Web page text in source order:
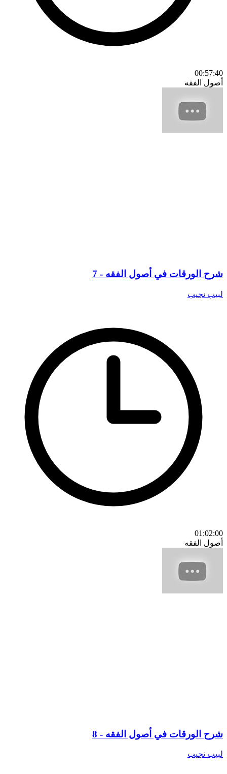
00:57:40
أصول الفقه
شرح الورقات في أصول الفقه - 7
لبيب نجيب
01:02:00
أصول الفقه
شرح الورقات في أصول الفقه - 8
لبيب نجيب